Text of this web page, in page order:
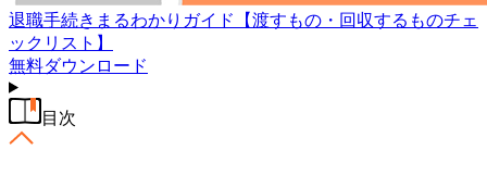
退職手続きまるわかりガイド【渡すもの・回収するものチェ
ックリスト】
無料ダウンロード
目次